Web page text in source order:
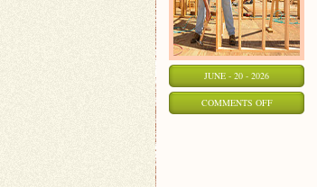
JUNE - 20 - 2026
COMMENTS OFFON